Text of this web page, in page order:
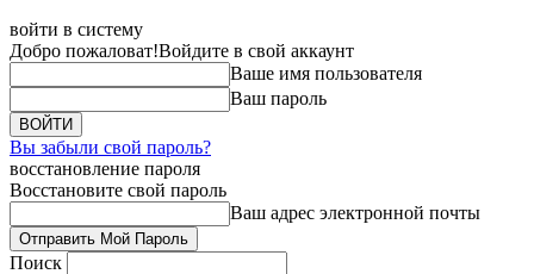
войти в систему
Добро пожаловат!Войдите в свой аккаунт
Ваше имя пользователя
Ваш пароль
Вы забыли свой пароль?
восстановление пароля
Восстановите свой пароль
Ваш адрес электронной почты
Поиск